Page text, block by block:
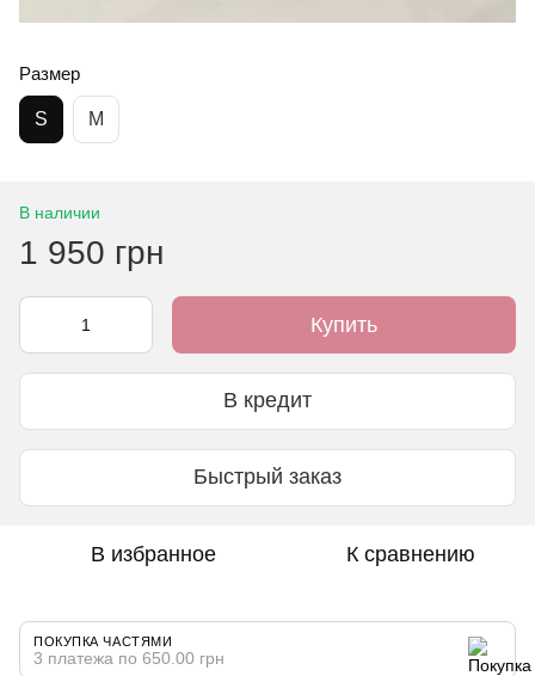
Размер
S M
В наличии
1 950 грн
Купить
В кредит
Быстрый заказ
В избранное К сравнению
ПОКУПКА ЧАСТЯМИ
3 платежа по 650.00 грн